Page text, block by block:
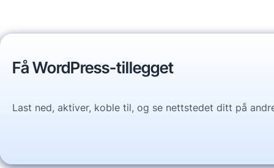
Få WordPress-tillegget
Last ned, aktiver, koble til, og se nettstedet ditt på